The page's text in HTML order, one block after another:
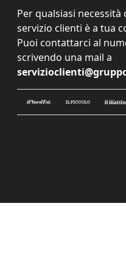
Per qualsiasi
servizio clienti è a tua
Puoi contattarci al
scrivendo una mail a